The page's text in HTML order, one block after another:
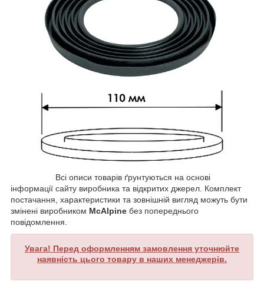
Всі описи товарів ґрунтуються на основі
інформації сайту виробника та відкритих джерел. Комплект
постачання, характеристики та зовнішній вигляд можуть бути
змінені виробником McAlpine без попереднього
повідомлення.
Увага! Перед оформленням замовлення уточнюйте
наявність цього товару в наших менеджерів.